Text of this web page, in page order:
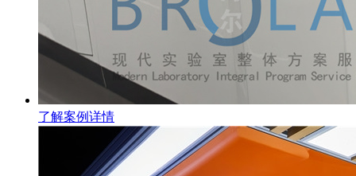
了解案例详情